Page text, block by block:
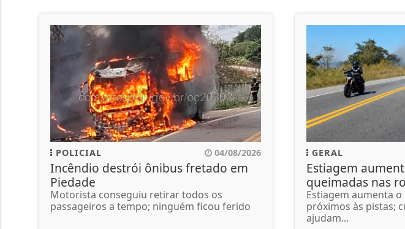
POLICIAL 04/08/2026
Incêndio destrói ônibus fretado em
Piedade
Motorista conseguiu retirar todos os
passageiros a tempo; ninguém ficou ferido
GERAL
Estiagem
queimadas nas
Estiagem aumenta
próximos às pistas;
ajudam...